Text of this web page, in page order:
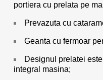
portiera cu prelata pe
Prevazuta cu
Geanta cu fermoar
Designul prelatei
integral masina;